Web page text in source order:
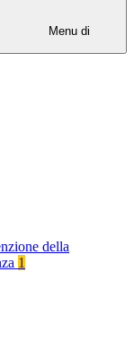
Menu di
della
1